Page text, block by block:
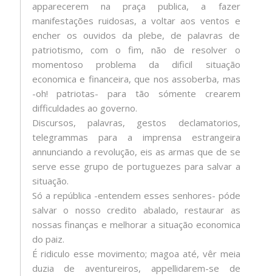
apparecerem na praça publica, a fazer
manifestações ruidosas, a voltar aos ventos e
encher os ouvidos da plebe, de palavras de
patriotismo, com o fim, não de resolver o
momentoso problema da dificil situação
economica e financeira, que nos assoberba, mas
-oh! patriotas- para tão sómente crearem
difficuldades ao governo.
Discursos, palavras, gestos declamatorios,
telegrammas para a imprensa estrangeira
annunciando a revolução, eis as armas que de se
serve esse grupo de portuguezes para salvar a
situação.
Só a república -entendem esses senhores- póde
salvar o nosso credito abalado, restaurar as
nossas finanças e melhorar a situação economica
do paiz.
É ridiculo esse movimento; magoa até, vêr meia
duzia de aventureiros, appellidarem-se de